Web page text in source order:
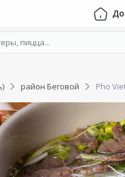
район Беговой Pho